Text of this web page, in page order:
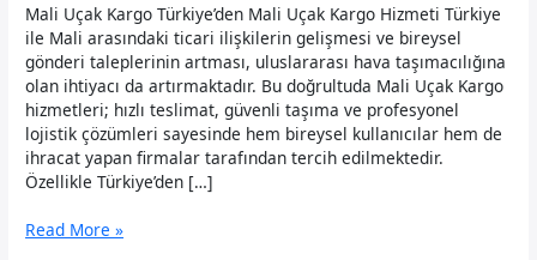
Mali Uçak Kargo Türkiye’den Mali Uçak Kargo Hizmeti Türkiye
ile Mali arasındaki ticari ilişkilerin gelişmesi ve bireysel
gönderi taleplerinin artması, uluslararası hava taşımacılığına
olan ihtiyacı da artırmaktadır. Bu doğrultuda Mali Uçak Kargo
hizmetleri; hızlı teslimat, güvenli taşıma ve profesyonel
lojistik çözümleri sayesinde hem bireysel kullanıcılar hem de
ihracat yapan firmalar tarafından tercih edilmektedir.
Özellikle Türkiye’den […]
Mali
Read More »